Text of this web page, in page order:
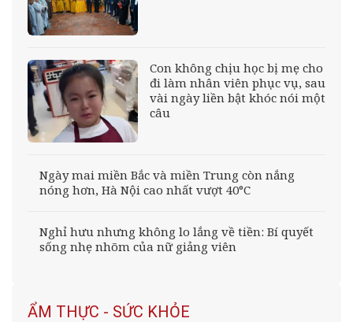
Con không chịu học bị mẹ cho
đi làm nhân viên phục vụ, sau
vài ngày liền bật khóc nói một
câu
Ngày mai miền Bắc và miền Trung còn nắng
nóng hơn, Hà Nội cao nhất vượt 40°C
Nghỉ hưu nhưng không lo lắng về tiền: Bí quyết
sống nhẹ nhõm của nữ giảng viên
ẨM THỰC - SỨC KHỎE